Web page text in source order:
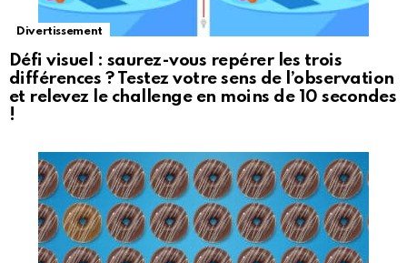
Divertissement
Défi visuel : saurez-vous repérer les trois
différences ? Testez votre sens de l’observation
et relevez le challenge en moins de 10 secondes
!